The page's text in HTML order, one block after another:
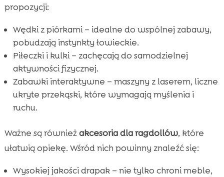
propozycji:
Wędki z piórkami – idealne do wspólnej zabawy,
pobudzają instynkty łowieckie.
Piłeczki i kulki – zachęcają do samodzielnej
aktywności fizycznej.
Zabawki interaktywne – maszyny z laserem, liczne
ukryte przekąski, które wymagają myślenia i
ruchu.
Ważne są równieżakcesoria dla ragdollów, które
ułatwią opiekę. Wśród nich powinny znaleźć się:
Wysokiej jakości drapak – nie tylko chroni meble,